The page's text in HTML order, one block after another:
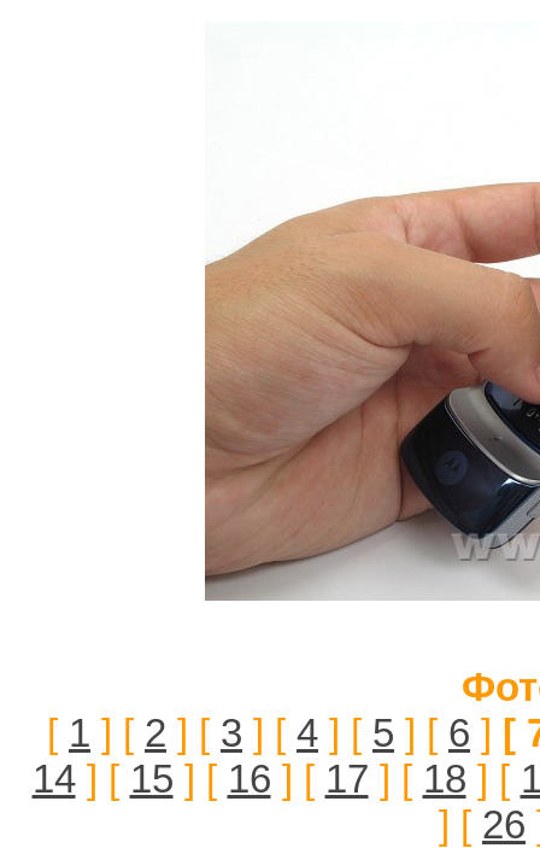
[ 1 ] [ 2 ] [ 3 ] [ 4 ] [ 5 ] [ 6 ] [
14] [ 15 ] [ 16 ] [ 17 ] [ 18 ] [
] [ 26